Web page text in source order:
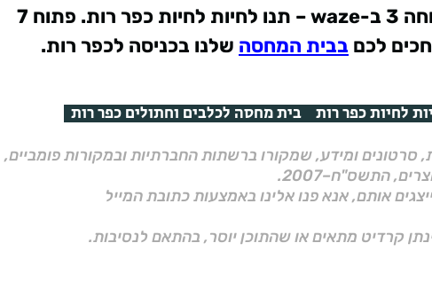
3 ב
-waze – תנו לחיות לחיות כפר רות. פתוח 7
לכם בבית המחסה שלנו בכניסה לכפר רות.
לחיות כפר רות בית מחסה לכלבים וחתולים כפר רות
סרטונים ומידע, שמקורו ברשתות החברתיות ובמקורות פומביים,
אותם, אנא פנו אלינו באמצעות כתובת המייל
קרדיט מתאים או שהתוכן יוסר, בהתאם לנסיבות.